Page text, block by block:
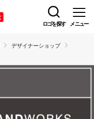
ロゴを探す メニュー
デザイナーショップ